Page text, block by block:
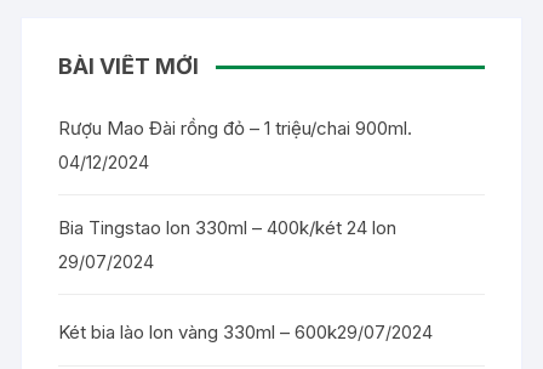
BÀI VIẾT MỚI
Rượu Mao Đài rồng đỏ – 1 triệu/chai 900ml.
04/12/2024
Bia Tingstao lon 330ml – 400k/két 24 lon
29/07/2024
Két bia lào lon vàng 330ml – 600k29/07/2024